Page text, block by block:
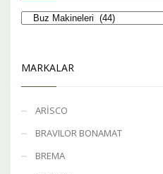
MARKALAR
ARİSCO
BRAVILOR BONAMAT
BREMA